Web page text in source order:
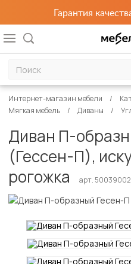
Гарантия
Интернет-магазин мебели
Мягкая мебель
Диваны
Диван П-
(Гессен-П),
рогожка
арт.